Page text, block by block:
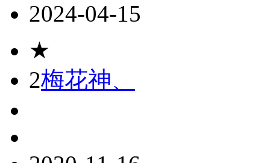
2024-04-15
★
2梅花神、